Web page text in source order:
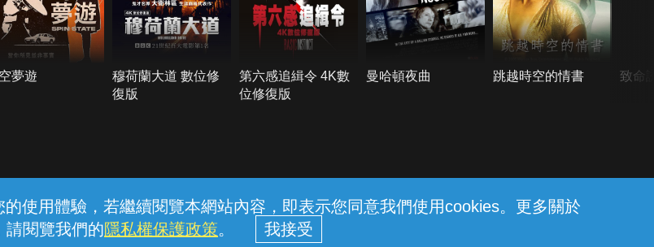
使用體驗，若繼續閱覽本網站內容，即表示您同意我們使用cookies。更多關於
請閱覽我們的隱私權保護政策。
夢遊
穆荷蘭大道 數位修
復版
第六感追緝令 4K數
位修復版
曼哈頓夜曲 跳越時空的情書 致命
線上客服 服務條款 隱私權保護
限公司個人家庭分公司 (統一編號：96979949) © 2026